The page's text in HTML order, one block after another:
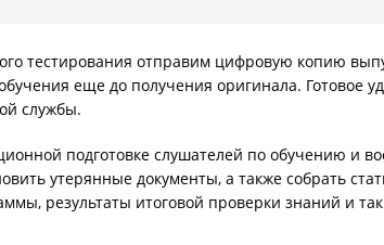
тестирования отправим цифровую копию
еще до получения оригинала. Готовое
службы.
подготовке слушателей по обучению и
утерянные документы, а также собрать
результаты итоговой проверки знаний и